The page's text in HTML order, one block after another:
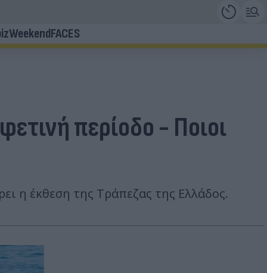
WeekendFACES
περίοδο - Ποιοι
η έκθεση της Τράπεζας της Ελλάδος.